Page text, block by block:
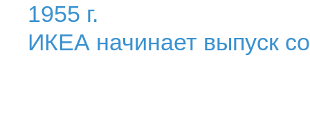
1955 г.
ИКЕА начинает выпуск